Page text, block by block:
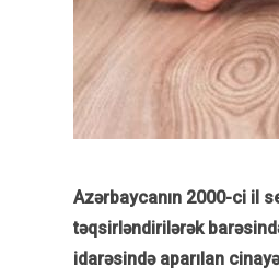
Azərbaycanın 2000-ci il
təqsirləndirilərək
idarəsində aparılan